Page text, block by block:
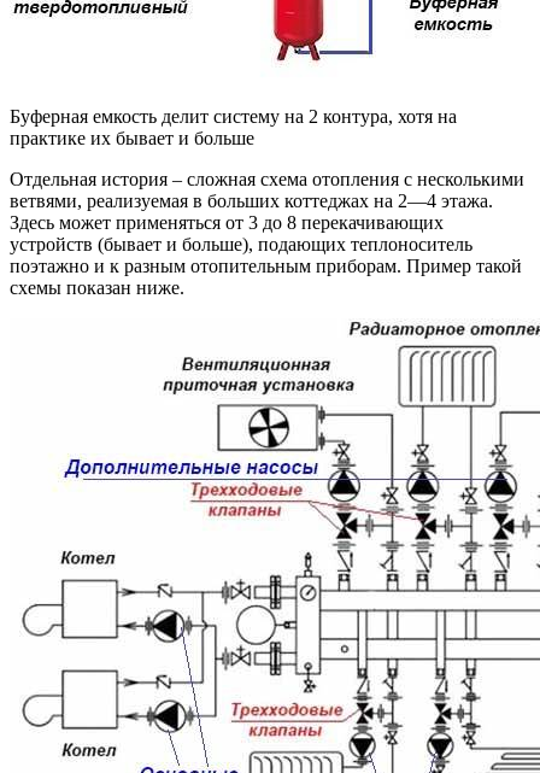
Буферная емкость делит систему на 2 контура, хотя на
практике их бывает и больше
Отдельная история – сложная схема отопления с несколькими
ветвями, реализуемая в больших коттеджах на 2—4 этажа.
Здесь может применяться от 3 до 8 перекачивающих
устройств (бывает и больше), подающих теплоноситель
поэтажно и к разным отопительным приборам. Пример такой
схемы показан ниже.